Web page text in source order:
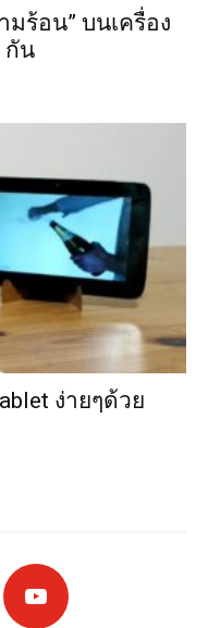
มร้อน” บนเครื่อง
กัน
ง่ายๆด้วย